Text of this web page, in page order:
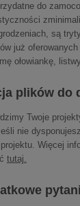
do
są
już
ołowiankę,
plików do
Twoje
nie
Więcej
tutaj.